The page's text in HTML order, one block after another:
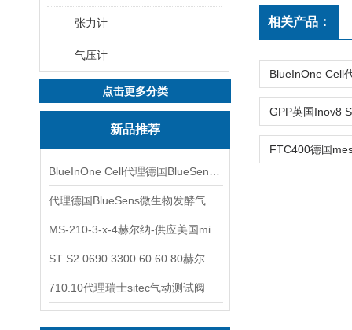
张力计
气压计
点击更多分类
新品推荐
710.10代理瑞士sitec气动测试阀
相关产品：